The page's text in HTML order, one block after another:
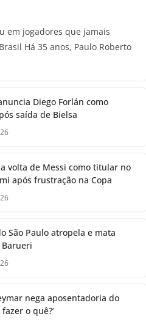
em jogadores que jamais
Há 35 anos, Paulo Roberto
Diego Forlán como
saída de Bielsa
volta de Messi como titular no
após frustração na Copa
São Paulo atropela e mata
nega aposentadoria do
o quê?’